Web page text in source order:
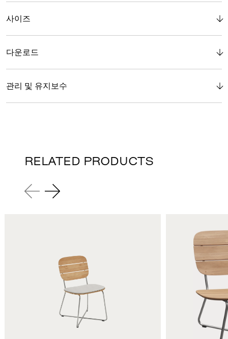
사이즈
다운로드
관리 및 유지보수
RELATED PRODUCTS